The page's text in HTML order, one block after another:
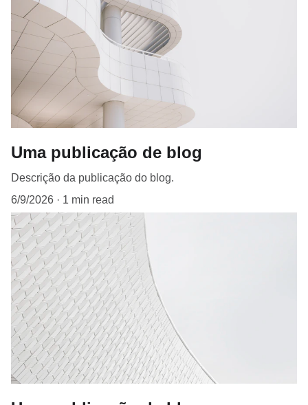
Uma publicação de blog
Descrição da publicação do blog.
6/9/2026
1 min read